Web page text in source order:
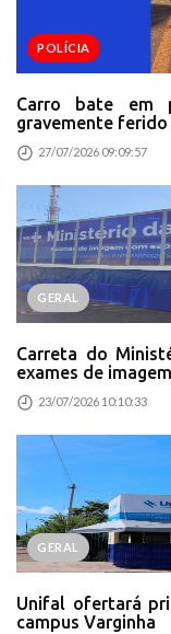
POLÍCIA
Carro bate em
gravemente ferido
27/07/2026 09:09:57
GERAL
Carreta do
exames de
23/07/2026 10:10:33
GERAL
Unifal ofertará
campus Varginha